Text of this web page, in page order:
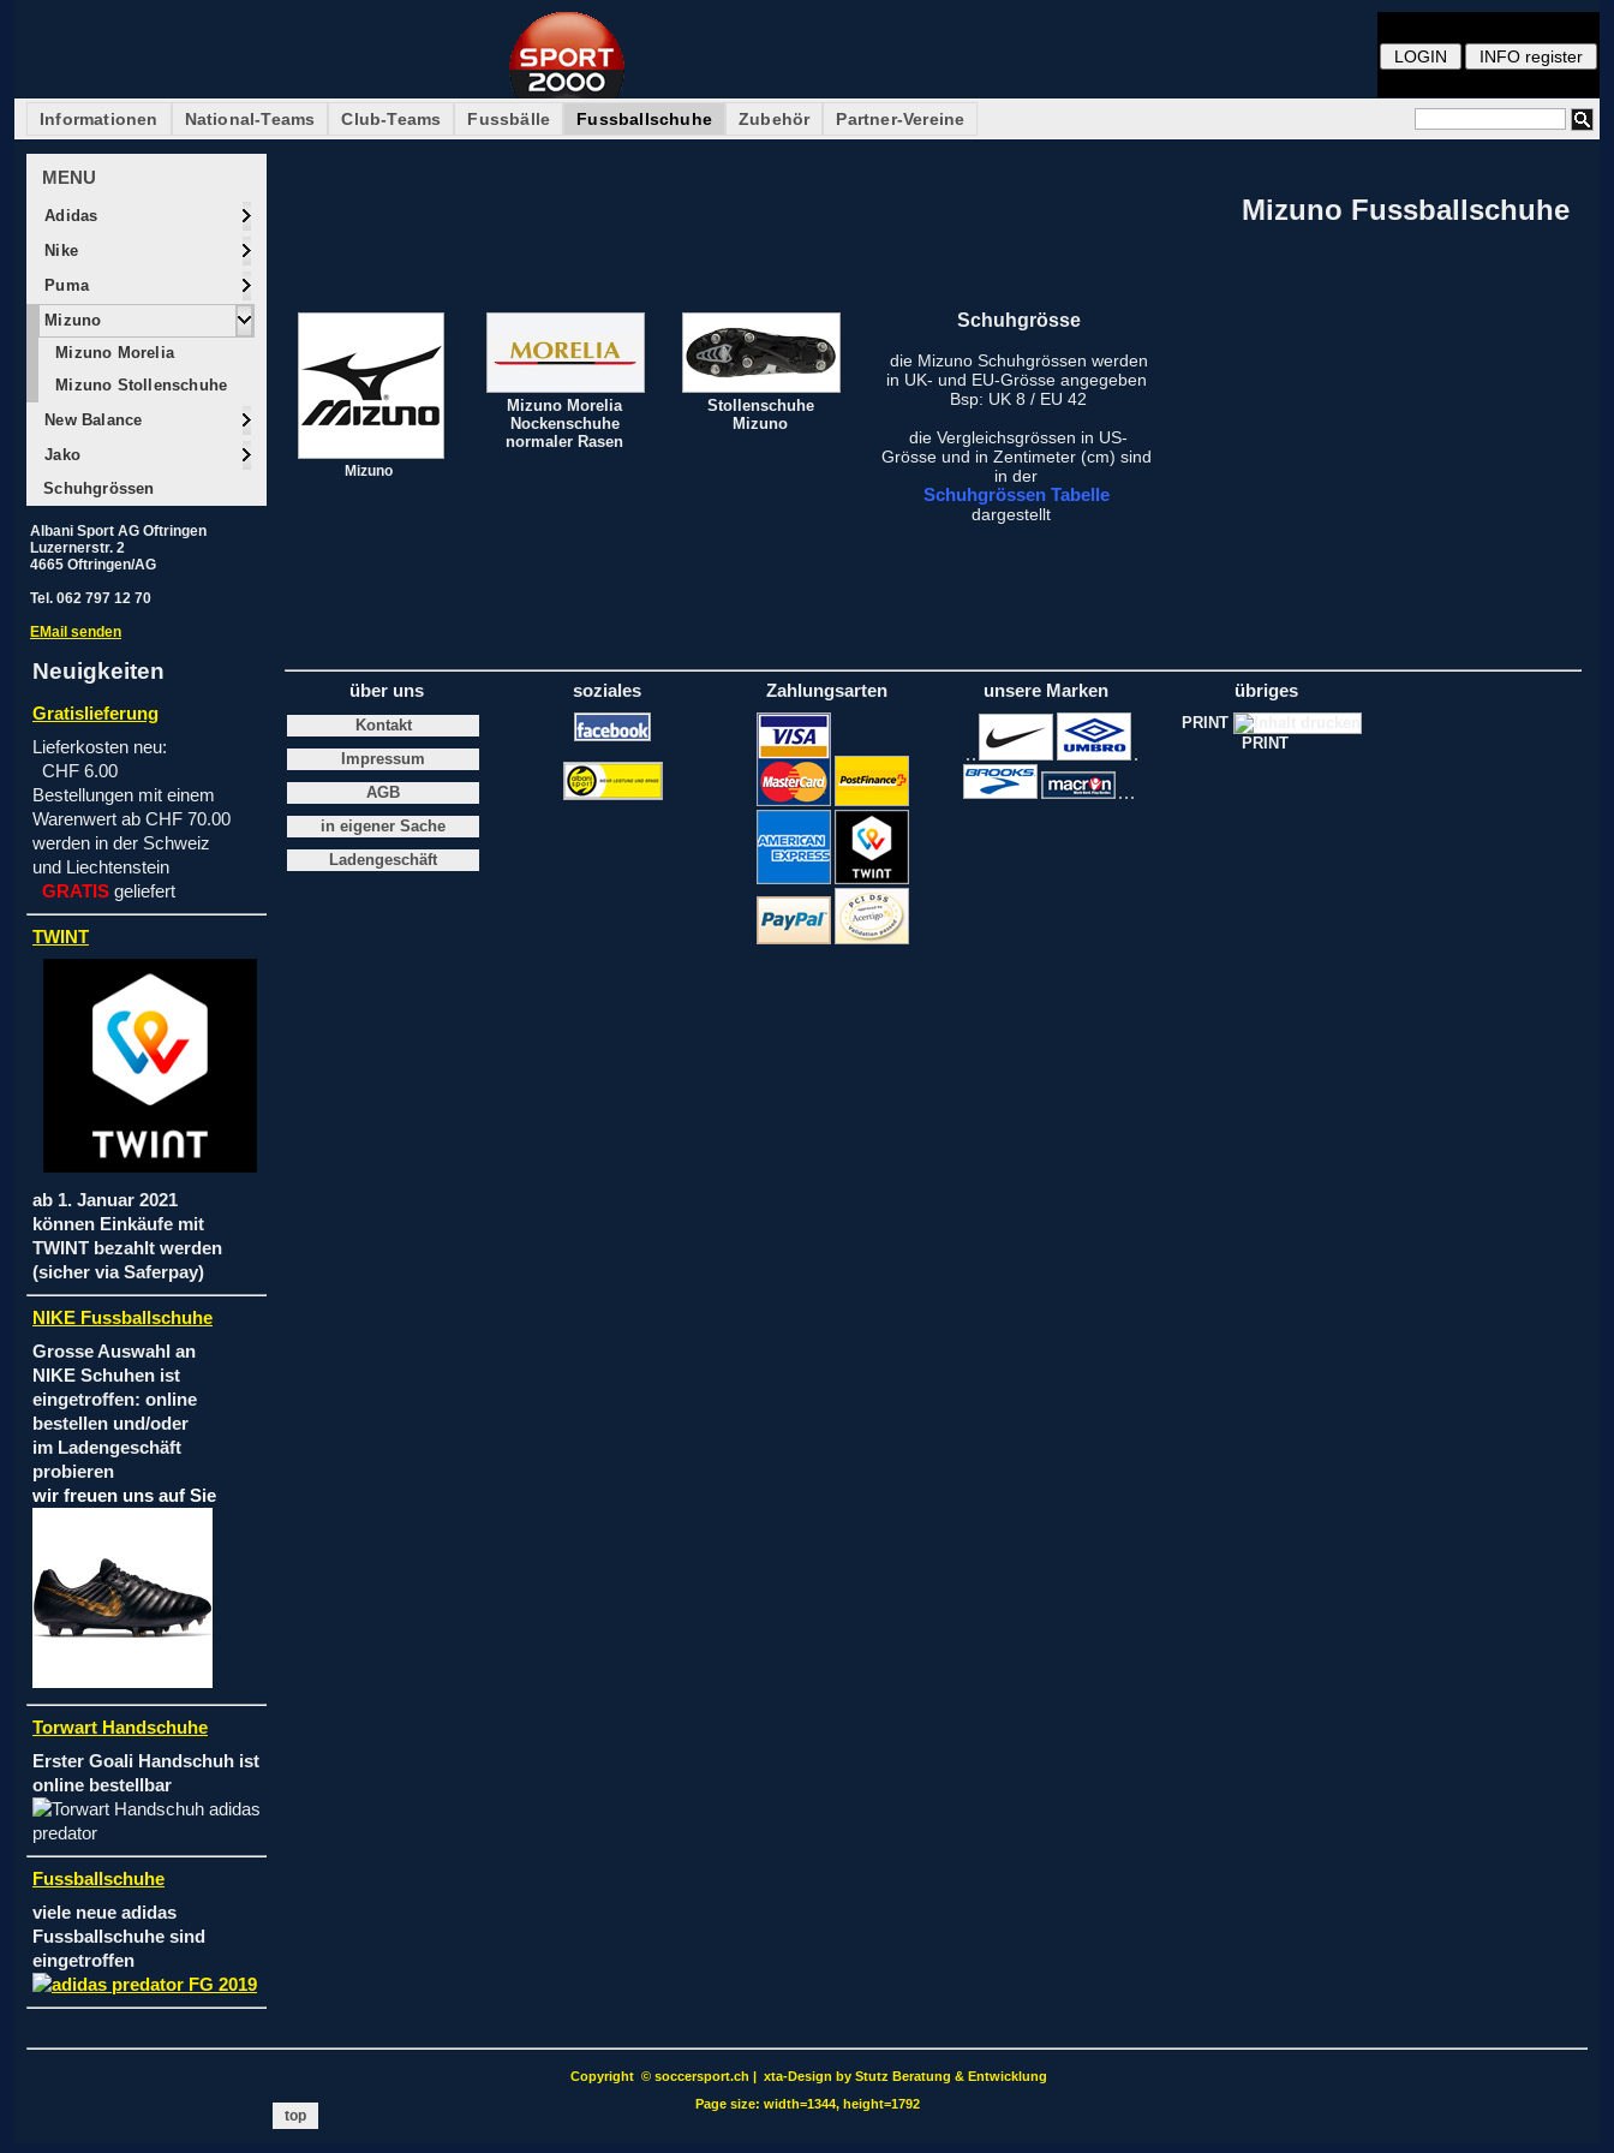
Informationen National-Teams Club-Teams Fussbälle Fussballschuhe Zubehör Partner-Vereine
MENU
Adidas
Nike
Puma
Mizuno
Mizuno Morelia
Mizuno Stollenschuhe
New Balance
Jako
Schuhgrössen
Albani Sport AG Oftringen
Luzernerstr. 2
4665 Oftringen/AG
Tel. 062 797 12 70
EMail senden
Neuigkeiten
Gratislieferung
Lieferkosten neu:
CHF 6.00
Bestellungen mit einem
Warenwert ab CHF 70.00
werden in der Schweiz
und Liechtenstein
GRATIS geliefert
TWINT
ab 1. Januar 2021
können Einkäufe mit
TWINT bezahlt werden
(sicher via Saferpay)
NIKE Fussballschuhe
Grosse Auswahl an
NIKE Schuhen ist
eingetroffen: online
bestellen und/oder
im Ladengeschäft
probieren
wir freuen uns auf Sie
Torwart Handschuhe
Erster Goali Handschuh ist
online bestellbar
Fussballschuhe
viele neue adidas
Fussballschuhe sind
eingetroffen
Mizuno Fussballschuhe
Mizuno
Mizuno Morelia
Nockenschuhe
normaler Rasen
Stollenschuhe
Mizuno
Schuhgrösse
die Mizuno Schuhgrössen werden
in UK- und EU-Grösse angegeben
Bsp: UK 8 / EU 42
die Vergleichsgrössen in US-
Grösse und in Zentimeter (cm) sind
in der
Schuhgrössen Tabelle
dargestellt
top
über uns
Kontakt
Impressum
AGB
in eigener Sache
Ladengeschäft
soziales Zahlungsarten unsere Marken übriges
PRINT
PRINT
Copyright © soccersport.ch | xta-Design by Stutz Beratung & Entwicklung
Page size: width=1344, height=1792